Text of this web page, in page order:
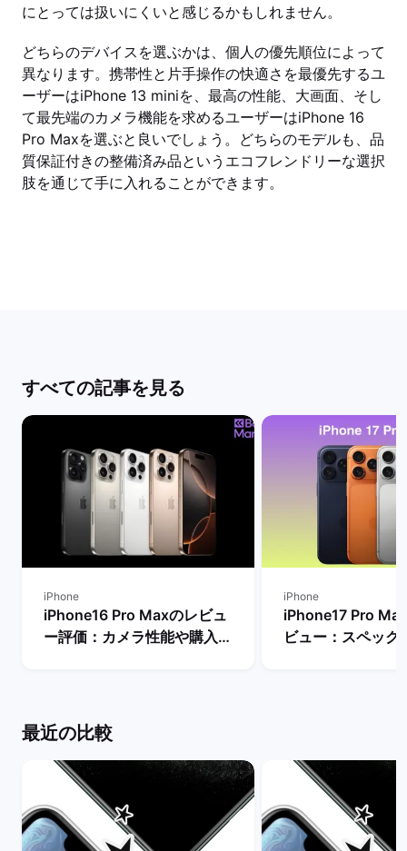
にとっては扱いにくいと感じるかもしれません。
どちらのデバイスを選ぶかは、個人の優先順位によって
異なります。携帯性と片手操作の快適さを最優先するユ
ーザーはiPhone 13 miniを、最高の性能、大画面、そし
て最先端のカメラ機能を求めるユーザーはiPhone 16
Pro Maxを選ぶと良いでしょう。どちらのモデルも、品
質保証付きの整備済み品というエコフレンドリーな選択
肢を通じて手に入れることができます。
すべての記事を見る
iPhone
iPhone16 Pro Maxのレビュ
ー評価：カメラ性能や購入す
iPhone
iPhone17 Pro
ビュー：スペック
最近の比較